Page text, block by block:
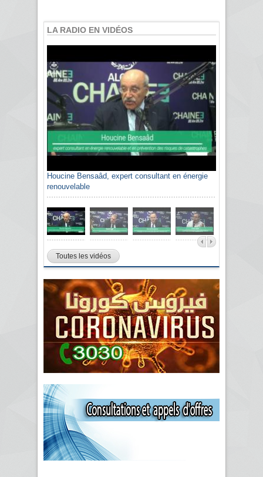
LA RADIO EN VIDÉOS
Houcine Bensaâd, expert consultant en énergie
renouvelable
Toutes les vidéos